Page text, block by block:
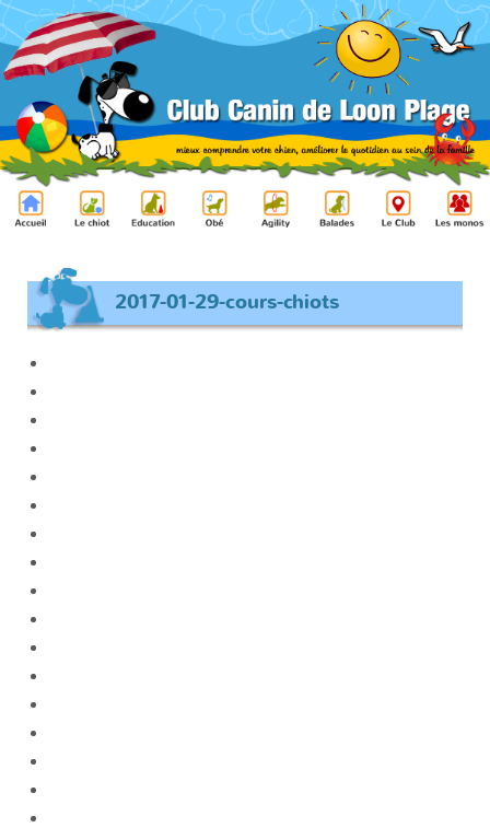
2017-01-29-cours-chiots